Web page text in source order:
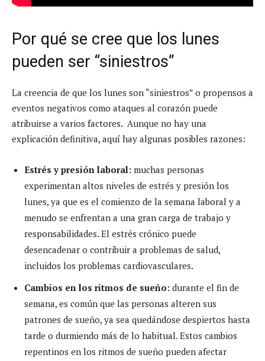
Por qué se cree que los lunes
pueden ser “siniestros”
La creencia de que los lunes son “siniestros” o propensos a
eventos negativos como ataques al corazón puede
atribuirse a varios factores. Aunque no hay una
explicación definitiva, aquí hay algunas posibles razones:
Estrés y presión laboral: muchas personas
experimentan altos niveles de estrés y presión los
lunes, ya que es el comienzo de la semana laboral y a
menudo se enfrentan a una gran carga de trabajo y
responsabilidades. El estrés crónico puede
desencadenar o contribuir a problemas de salud,
incluidos los problemas cardiovasculares.
Cambios en los ritmos de sueño: durante el fin de
semana, es común que las personas alteren sus
patrones de sueño, ya sea quedándose despiertos hasta
tarde o durmiendo más de lo habitual. Estos cambios
repentinos en los ritmos de sueño pueden afectar